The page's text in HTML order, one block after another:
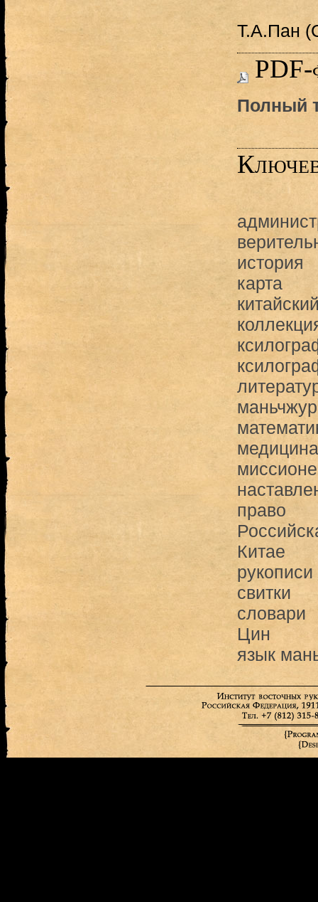
Т.А.Пан
PDF-
Полный
история
карта
медицина
право
Китае
свитки
словари
Цин
язык